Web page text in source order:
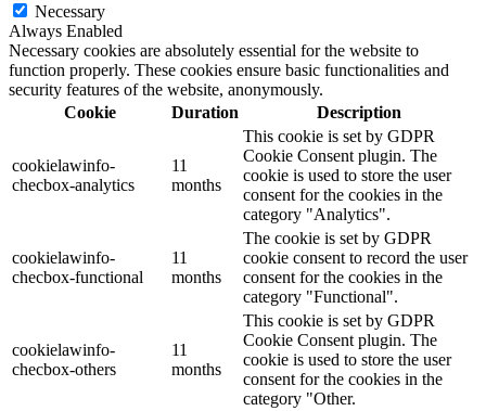
Necessary
Always Enabled
Necessary cookies are absolutely essential for the website to
function properly. These cookies ensure basic functionalities and
security features of the website, anonymously.
Cookie
Duration Description
cookielawinfo-
checbox-analytics
11
months
This cookie is set by GDPR
Cookie Consent plugin. The
cookie is used to store the user
consent for the cookies in the
category "Analytics".
cookielawinfo-
checbox-functional
11
months
The cookie is set by GDPR
cookie consent to record the user
consent for the cookies in the
category "Functional".
cookielawinfo-
checbox-others
11
months
This cookie is set by GDPR
Cookie Consent plugin. The
cookie is used to store the user
consent for the cookies in the
category "Other.